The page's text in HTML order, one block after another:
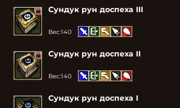
Сундук рун доспеха III
Вес:140
Сундук рун доспеха II
Вес:140
Сундук рун доспеха I